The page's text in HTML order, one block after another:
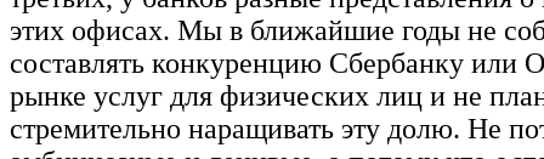
этих офисах. Мы в ближайшие годы не
составлять конкуренцию Сбербанку или
рынке услуг для физических лиц и не
стремительно наращивать эту долю. Не